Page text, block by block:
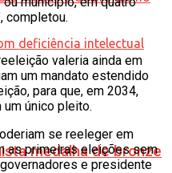
medalha de bronze
completou.
valeria ainda em
um mandato estendido
para que, em 2034,
único pleito.
se reeleger em
as primeiras eleições sem
e presidente